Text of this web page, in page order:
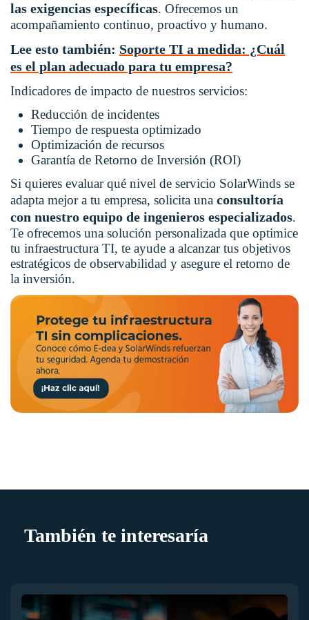
las exigencias específicas. Ofrecemos un
acompañamiento continuo, proactivo y humano.
Lee esto también: Soporte TI a medida: ¿Cuál
es el plan adecuado para tu empresa?
Indicadores de impacto de nuestros servicios:
Reducción de incidentes
Tiempo de respuesta optimizado
Optimización de recursos
Garantía de Retorno de Inversión (ROI)
Si quieres evaluar qué nivel de servicio SolarWinds se
adapta mejor a tu empresa, solicita una consultoría
con nuestro equipo de ingenieros especializados.
Te ofrecemos una solución personalizada que optimice
tu infraestructura TI, te ayude a alcanzar tus objetivos
estratégicos de observabilidad y asegure el retorno de
la inversión.
También te interesaría